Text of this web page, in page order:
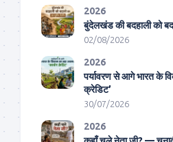
2026
बुंदेलखंड की बदहाली को
02/08/2026
2026
पर्यावरण से आगे भारत के
क्रेडिट’
30/07/2026
2026